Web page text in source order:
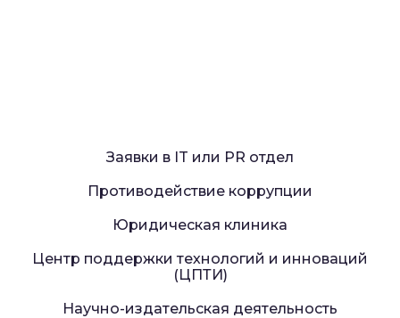
Заявки в IT или PR отдел
Противодействие коррупции
Юридическая клиника
Центр поддержки технологий и инноваций
(ЦПТИ)
Научно-издательская деятельность